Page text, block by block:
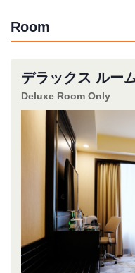
Room
デラックス ルー
Deluxe Room Only